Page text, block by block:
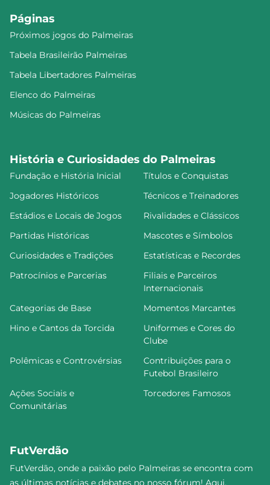
Páginas
Próximos jogos do Palmeiras
Tabela Brasileirão Palmeiras
Tabela Libertadores Palmeiras
Elenco do Palmeiras
Músicas do Palmeiras
História e Curiosidades do Palmeiras
Fundação e História Inicial
Títulos e Conquistas
Jogadores Históricos
Técnicos e Treinadores
Estádios e Locais de Jogos
Rivalidades e Clássicos
Partidas Históricas
Mascotes e Símbolos
Curiosidades e Tradições
Estatísticas e Recordes
Patrocínios e Parcerias
Filiais e Parceiros
Internacionais
Categorias de Base
Momentos Marcantes
Hino e Cantos da Torcida
Uniformes e Cores do
Clube
Polêmicas e Controvérsias
Contribuições para o
Futebol Brasileiro
Ações Sociais e
Comunitárias
Torcedores Famosos
FutVerdão
FutVerdão, onde a paixão pelo Palmeiras se encontra com